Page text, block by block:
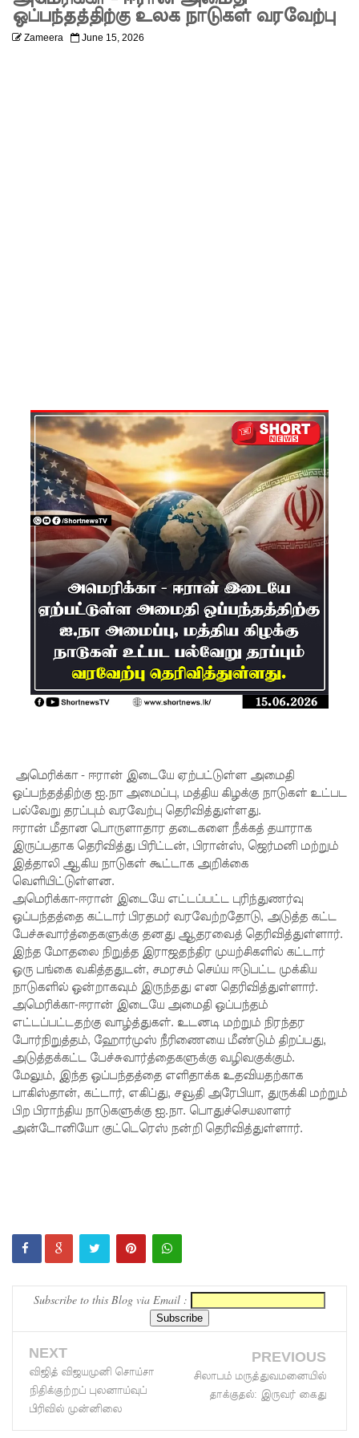
ஏற்பட்டா
ல்
மீண்டும்
பதற்றம்!
லாஃப்ஸ்
எரிவாயு
விலையிலு
ம்
மாற்றமில்
லை!
பாகுபாடற்
சேவையே
ன்
அடித்தள
மாகும் -
பிரதமர்!
நீர்கொழு
ம்பு சிறை
வன்முறை
தொடர்பா
ன
அறிக்கை
ஜனாதிபதி
யிடம்!
கட்டார்
சாரிட்டியி
முஸ்லிம்
மத்திய
கல்லூரியி
நிர்மாணிக்
கப்பட்ட
நவீன
விஞ்ஞான
ஒப்பந்தத்திற்கு உலக நாடுகள் வரவேற்பு
Zameera June 15, 2026
அமெரிக்கா - ஈரான் இடையே ஏற்பட்டுள்ள அமைதி
ஒப்பந்தத்திற்கு ஐ.நா அமைப்பு, மத்திய கிழக்கு நாடுகள் உட்பட
பல்வேறு தரப்பும் வரவேற்பு தெரிவித்துள்ளது.
ஈரான் மீதான பொருளாதார தடைகளை நீக்கத் தயாராக
இருப்பதாக தெரிவித்து பிரிட்டன், பிரான்ஸ், ஜெர்மனி மற்றும்
இத்தாலி ஆகிய நாடுகள் கூட்டாக அறிக்கை
வெளியிட்டுள்ளன.
அமெரிக்கா-ஈரான் இடையே எட்டப்பட்ட புரிந்துணர்வு
ஒப்பந்தத்தை கட்டார் பிரதமர் வரவேற்றதோடு, அடுத்த கட்ட
பேச்சுவார்த்தைகளுக்கு தனது ஆதரவைத் தெரிவித்துள்ளார்.
இந்த மோதலை நிறுத்த இராஜதந்திர முயற்சிகளில் கட்டார்
ஒரு பங்கை வகித்ததுடன், சமரசம் செய்ய ஈடுபட்ட முக்கிய
நாடுகளில் ஒன்றாகவும் இருந்தது என தெரிவித்துள்ளார்.
அமெரிக்கா-ஈரான் இடையே அமைதி ஒப்பந்தம்
எட்டப்பட்டதற்கு வாழ்த்துகள். உடனடி மற்றும் நிரந்தர
போர்நிறுத்தம், ஹோர்முஸ் நீரிணையை மீண்டும் திறப்பது,
அடுத்தக்கட்ட பேச்சுவார்த்தைகளுக்கு வழிவகுக்கும்.
மேலும், இந்த ஒப்பந்தத்தை எளிதாக்க உதவியதற்காக
பாகிஸ்தான், கட்டார், எகிப்து, சவூதி அரேபியா, துருக்கி மற்றும்
பிற பிராந்திய நாடுகளுக்கு ஐ.நா. பொதுச்செயலாளர்
அன்டோனியோ குட்டெரெஸ் நன்றி தெரிவித்துள்ளார்.
Subscribe to this Blog via Email :
NEXT
விஜித் விஜயமுனி சொய்சா
நிதிக்குற்றப் புலனாய்வுப்
பிரிவில் முன்னிலை
PREVIOUS
சிலாபம் மருத்துவமனையில்
தாக்குதல்: இருவர் கைது